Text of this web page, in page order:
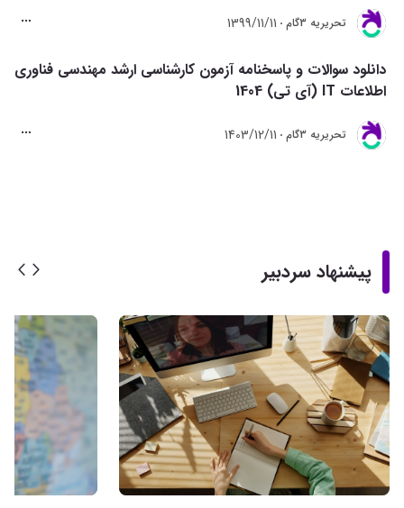
تحريريه 3گام 1399/11/11
دانلود سوالات و پاسخنامه آزمون کارشناسی ارشد مهندسی فناوری
اطلاعات IT (آی تی) 1404
تحريريه 3گام 1403/12/11
پیشنهاد سردبیر